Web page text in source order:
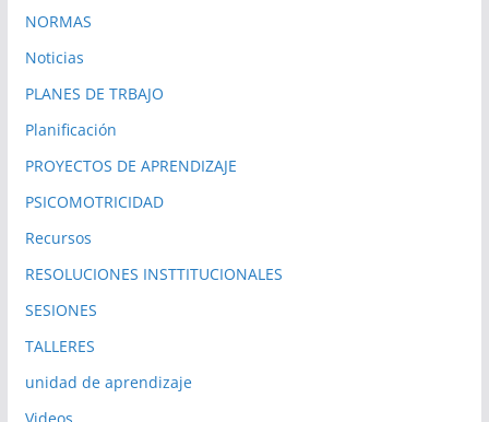
NORMAS
Noticias
PLANES DE TRBAJO
Planificación
PROYECTOS DE APRENDIZAJE
PSICOMOTRICIDAD
Recursos
RESOLUCIONES INSTTITUCIONALES
SESIONES
TALLERES
unidad de aprendizaje